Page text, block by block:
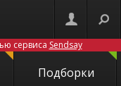
сервиса Sendsay
Подборки